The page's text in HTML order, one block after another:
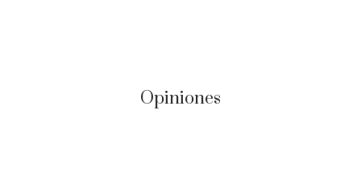
Opiniones